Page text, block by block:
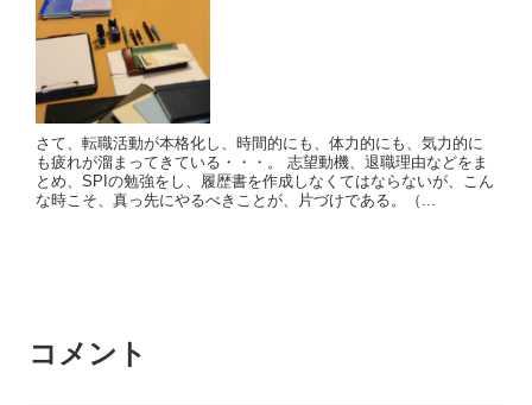
さて、転職活動が本格化し、時間的にも、体力的にも、気力的に
も疲れが溜まってきている・・・。 志望動機、退職理由などをま
とめ、SPIの勉強をし、履歴書を作成しなくてはならないが、こん
な時こそ、真っ先にやるべきことが、片づけである。（...
コメント